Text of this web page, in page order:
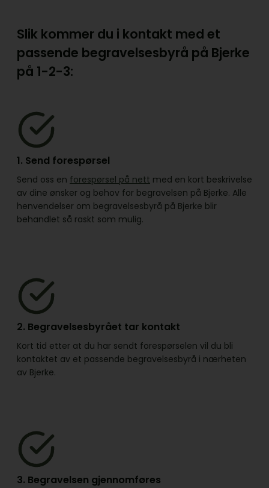
Slik kommer du i kontakt med et
passende begravelsesbyrå på Bjerke
på 1-2-3:
1. Send forespørsel
Send oss en forespørsel på nett med en kort beskrivelse
av dine ønsker og behov for begravelsen på Bjerke. Alle
henvendelser om begravelsesbyrå på Bjerke blir
behandlet så raskt som mulig.
2. Begravelsesbyrået tar kontakt
Kort tid etter at du har sendt forespørselen vil du bli
kontaktet av et passende begravelsesbyrå i nærheten
av Bjerke.
3. Begravelsen gjennomføres